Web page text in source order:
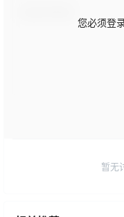
您必须登
暂无